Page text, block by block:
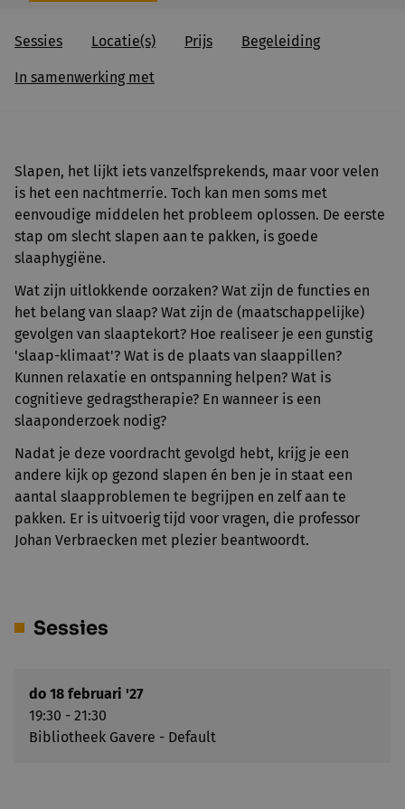
Sessies Locatie(s) Prijs Begeleiding
In samenwerking met
Slapen, het lijkt iets vanzelfsprekends, maar voor velen
is het een nachtmerrie. Toch kan men soms met
eenvoudige middelen het probleem oplossen. De eerste
stap om slecht slapen aan te pakken, is goede
slaaphygiëne.
Wat zijn uitlokkende oorzaken? Wat zijn de functies en
het belang van slaap? Wat zijn de (maatschappelijke)
gevolgen van slaaptekort? Hoe realiseer je een gunstig
'slaap-klimaat'? Wat is de plaats van slaappillen?
Kunnen relaxatie en ontspanning helpen? Wat is
cognitieve gedragstherapie? En wanneer is een
slaaponderzoek nodig?
Nadat je deze voordracht gevolgd hebt, krijg je een
andere kijk op gezond slapen én ben je in staat een
aantal slaapproblemen te begrijpen en zelf aan te
pakken. Er is uitvoerig tijd voor vragen, die professor
Johan Verbraecken met plezier beantwoordt.
Sessies
do 18 februari '27
19:30 - 21:30
Bibliotheek Gavere - Default